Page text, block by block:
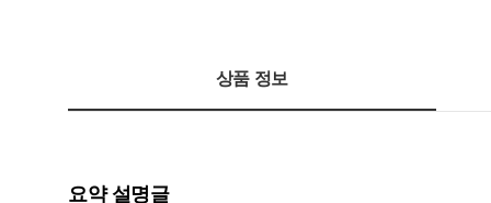
상품 정보
요약 설명글